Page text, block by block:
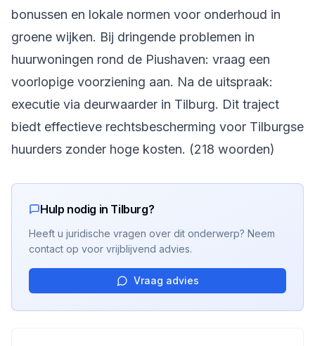
bonussen en lokale normen voor onderhoud in
groene wijken. Bij dringende problemen in
huurwoningen rond de Piushaven: vraag een
voorlopige voorziening aan. Na de uitspraak:
executie via deurwaarder in Tilburg. Dit traject
biedt effectieve rechtsbescherming voor Tilburgse
huurders zonder hoge kosten. (218 woorden)
Hulp nodig in Tilburg?
Heeft u juridische vragen over dit onderwerp? Neem
contact op voor vrijblijvend advies.
Vraag advies